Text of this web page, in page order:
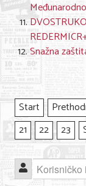
Snažna
Start
21
22 23
Korisničko ime